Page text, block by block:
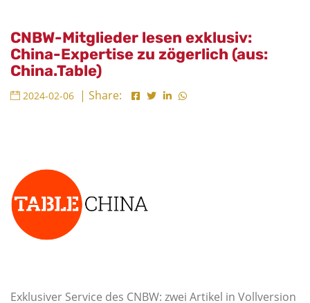
CNBW-Mitglieder lesen exklusiv:
China-Expertise zu zögerlich (aus:
China.Table)
2024-02-06 | Share:
Exklusiver Service des CNBW: zwei Artikel in Vollversion